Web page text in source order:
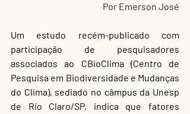
Por Emerson José
Um estudo recém-publicado com
participação de pesquisadores
associados ao CBioClima (Centro de
Pesquisa em Biodiversidade e Mudanças
do Clima), sediado no câmpus da Unesp
de Rio Claro/SP, indica que fatores